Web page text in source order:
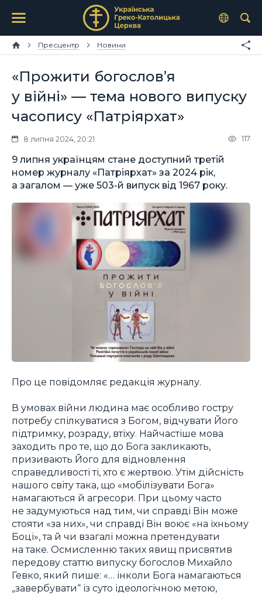
Пресцентр Новини
«Прожити богослов’я
у війні» — тема нового випуску
часопису «Патріярхат»
8 липня 2024, 20:21 117
9 липня українцям стане доступний третій
номер журналу «Патріярхат» за 2024 рік,
а загалом — уже 503-й випуск від 1967 року.
Про це повідомляє редакція журналу.
В умовах війни людина має особливо гостру
потребу спілкуватися з Богом, відчувати Його
підтримку, розраду, втіху. Найчастіше мова
заходить про те, що до Бога закликають,
призивають Його для відновлення
справедливості ті, хто є жертвою. Утім дійсність
нашого світу така, що «мобілізувати Бога»
намагаються й агресори. При цьому часто
не задумуються над тим, чи справді Він може
стояти «за них», чи справді Він воює «на їхньому
Боці», та й чи взагалі можна претендувати
на таке. Осмисленню таких явищ присвятив
передову статтю випуску богослов Михайло
Гевко, який пише: «… інколи Бога намагаються
„завербувати“ із суто ідеологічною метою,